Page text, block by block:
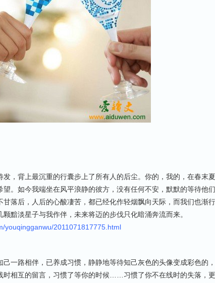
，背上最沉重的行囊步上了所有人的后尘。你的，我的，在春末夏
。如今我端坐在风平浪静的彼方，没有任何不安，默默的等待他
落后，人后的心酸凄苦，都已经化作轻烟飘向天际，而我们也渐
黯淡星子与我作伴，未来将迈的步伐只化暗涌奔流而来。
youqingganwu/2011071817775.html
一路相伴，已养成习惯，静静地等待知己灰色的头像变成彩色的
时相互的留言，习惯了等你的时候……习惯了你不在线时的失落，